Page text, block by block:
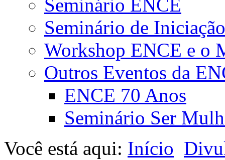
Seminário ENCE
Seminário de
Workshop ENCE e o
Outros Eventos da
ENCE 70 Anos
Seminário Ser
Você está aqui: Início